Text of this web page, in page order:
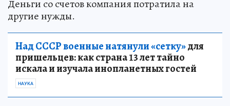
Деньги со счетов компания потратила на
другие нужды.
Над СССР военные натянули «сетку»для
пришельцев: как страна 13 лет тайно
искала и изучала инопланетных гостей
НАУКА